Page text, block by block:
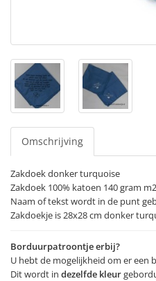
Omschrijving
Zakdoek donker turquoise
Zakdoek 100% katoen 140 gram
Naam of tekst wordt in de punt
Zakdoekje is 28x28 cm donker
Borduurpatroontje erbij?
U hebt de mogelijkheid om er
Dit wordt in dezelfde kleur